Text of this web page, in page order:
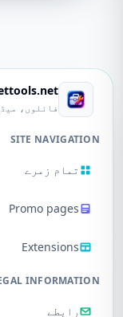
فائلوں،
SITE NAVIGATION
تمام زمرے
Promo pages
Extensions
INFORMATION
رابطے